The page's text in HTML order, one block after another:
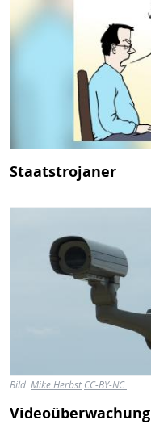
Staatstrojaner
Bild
Bild:Mike Herbst CC-BY-NC
Videoüberwachung